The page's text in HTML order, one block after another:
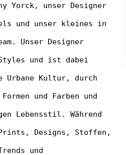
Yorck, unser Designer
und unser kleines in
Unser Designer
und ist dabei
Kultur, durch
und Farben und
Lebensstil. Während
Designs, Stoffen,
und